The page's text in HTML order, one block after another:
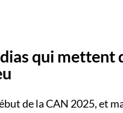
qui mettent
de la CAN 2025, et